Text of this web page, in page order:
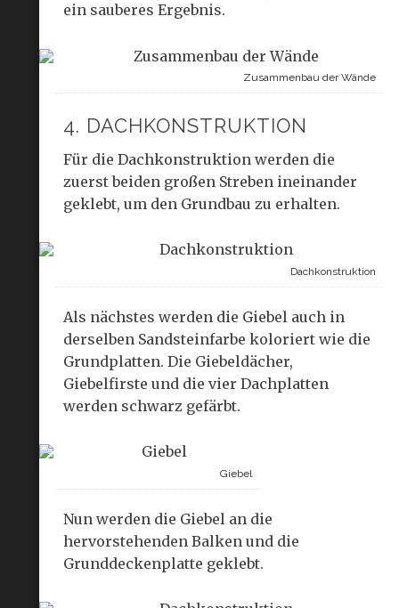
ein sauberes Ergebnis.
Zusammenbau der Wände
4. DACHKONSTRUKTION
Für die Dachkonstruktion werden die
zuerst beiden großen Streben ineinander
geklebt, um den Grundbau zu erhalten.
Dachkonstruktion
Als nächstes werden die Giebel auch in
derselben Sandsteinfarbe koloriert wie die
Grundplatten. Die Giebeldächer,
Giebelfirste und die vier Dachplatten
werden schwarz gefärbt.
Giebel
Nun werden die Giebel an die
hervorstehenden Balken und die
Grunddeckenplatte geklebt.